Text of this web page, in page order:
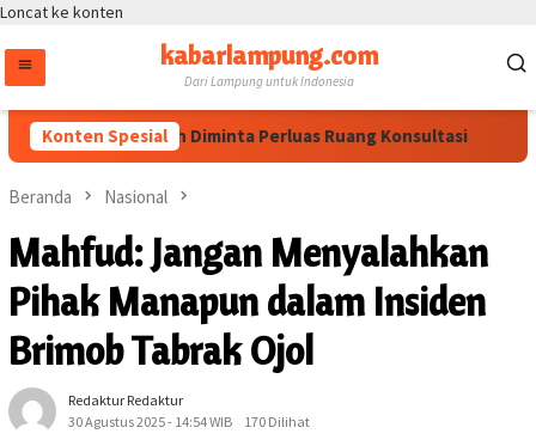
Loncat ke konten
kabarlampung.com
Dari Lampung untuk Indonesia
Konten Spesial
HAM, Pemerintah Diminta Perluas Ruang Konsultasi
Beranda Nasional
Mahfud: Jangan Menyalahkan
Pihak Manapun dalam Insiden
Brimob Tabrak Ojol
Redaktur Redaktur
30 Agustus 2025 - 14:54 WIB
170 Dilihat